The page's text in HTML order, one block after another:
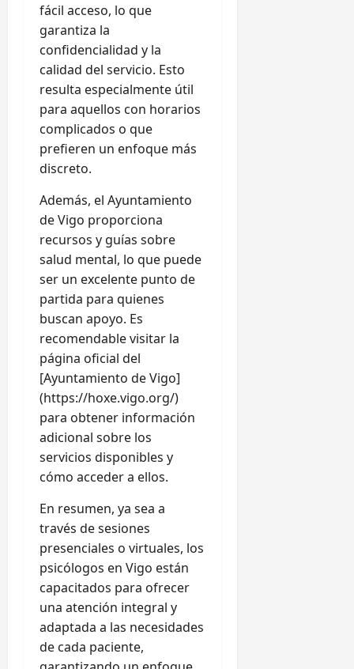
fácil acceso, lo que
garantiza la
confidencialidad y la
calidad del servicio. Esto
resulta especialmente útil
para aquellos con horarios
complicados o que
prefieren un enfoque más
discreto.
Además, el Ayuntamiento
de Vigo proporciona
recursos y guías sobre
salud mental, lo que puede
ser un excelente punto de
partida para quienes
buscan apoyo. Es
recomendable visitar la
página oficial del
[Ayuntamiento de Vigo]
(https://hoxe.vigo.org/)
para obtener información
adicional sobre los
servicios disponibles y
cómo acceder a ellos.
En resumen, ya sea a
través de sesiones
presenciales o virtuales, los
psicólogos en Vigo están
capacitados para ofrecer
una atención integral y
adaptada a las necesidades
de cada paciente,